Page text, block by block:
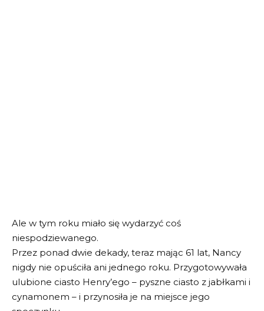
Ale w tym roku miało się wydarzyć coś
niespodziewanego.
Przez ponad dwie dekady, teraz mając 61 lat, Nancy
nigdy nie opuściła ani jednego roku. Przygotowywała
ulubione ciasto Henry’ego – pyszne ciasto z jabłkami i
cynamonem – i przynosiła je na miejsce jego